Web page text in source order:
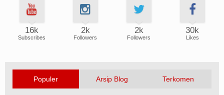
16k
Subscribes
2k
Followers
2k
Followers
30k
Likes
Populer Arsip Blog Terkomen